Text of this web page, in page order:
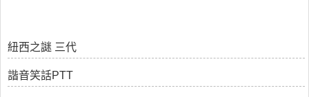
紐西之謎 三代
諧音笑話PTT